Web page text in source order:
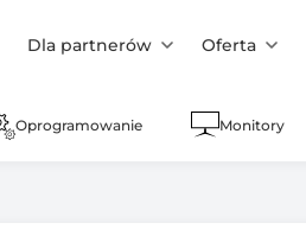
Dla partnerów Oferta
Oprogramowanie Monitory